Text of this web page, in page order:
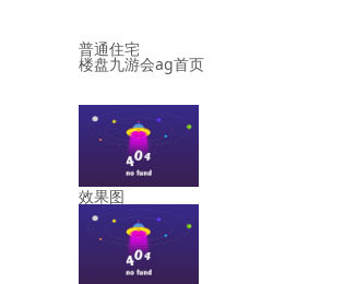
普通住宅
楼盘九游会ag首页
效果图